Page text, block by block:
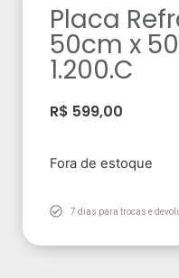
Placa
50cm x
1.200.C
R$ 599,00
Fora de estoque
7 dias para trocas e